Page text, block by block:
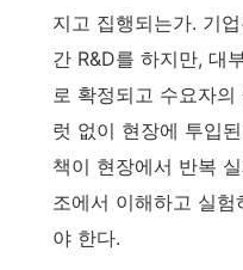
지고 집행되는가. 기
간 R&D를 하지만, 대
로 확정되고 수요자
럿 없이 현장에 투입
책이 현장에서 반복
조에서 이해하고 실
야 한다.